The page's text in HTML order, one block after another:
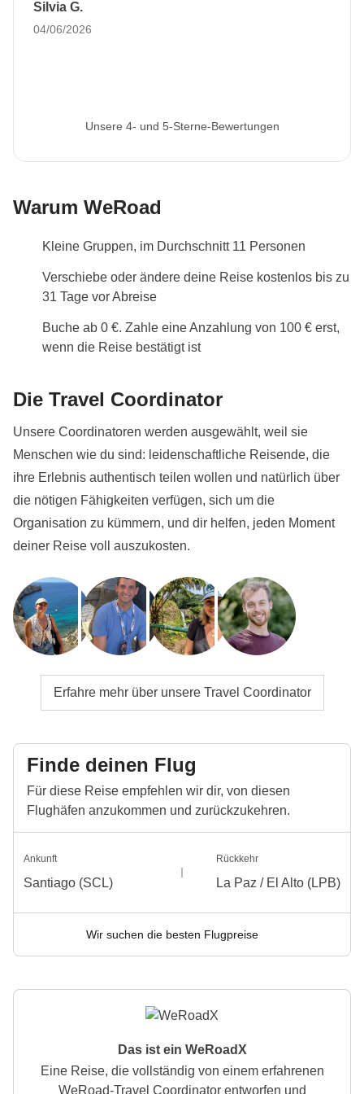
Silvia G.
04/06/2026
Unsere 4- und 5-Sterne-Bewertungen
Warum WeRoad
Kleine Gruppen, im Durchschnitt 11 Personen
Verschiebe oder ändere deine Reise kostenlos bis zu
31 Tage vor Abreise
Buche ab 0 €. Zahle eine Anzahlung von 100 € erst,
wenn die Reise bestätigt ist
Die Travel Coordinator
Unsere Coordinatoren werden ausgewählt, weil sie
Menschen wie du sind: leidenschaftliche Reisende, die
ihre Erlebnis authentisch teilen wollen und natürlich über
die nötigen Fähigkeiten verfügen, sich um die
Organisation zu kümmern, und dir helfen, jeden Moment
deiner Reise voll auszukosten.
Erfahre mehr über unsere Travel Coordinator
Finde deinen Flug
Für diese Reise empfehlen wir dir, von diesen
Flughäfen anzukommen und zurückzukehren.
Ankunft
Santiago (SCL)
Rückkehr
La Paz / El Alto (LPB)
Wir suchen die besten Flugpreise
Das ist ein WeRoadX
Eine Reise, die vollständig von einem erfahrenen
WeRoad-Travel Coordinator entworfen und